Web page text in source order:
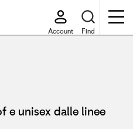
Account Find
e unisex dalle linee